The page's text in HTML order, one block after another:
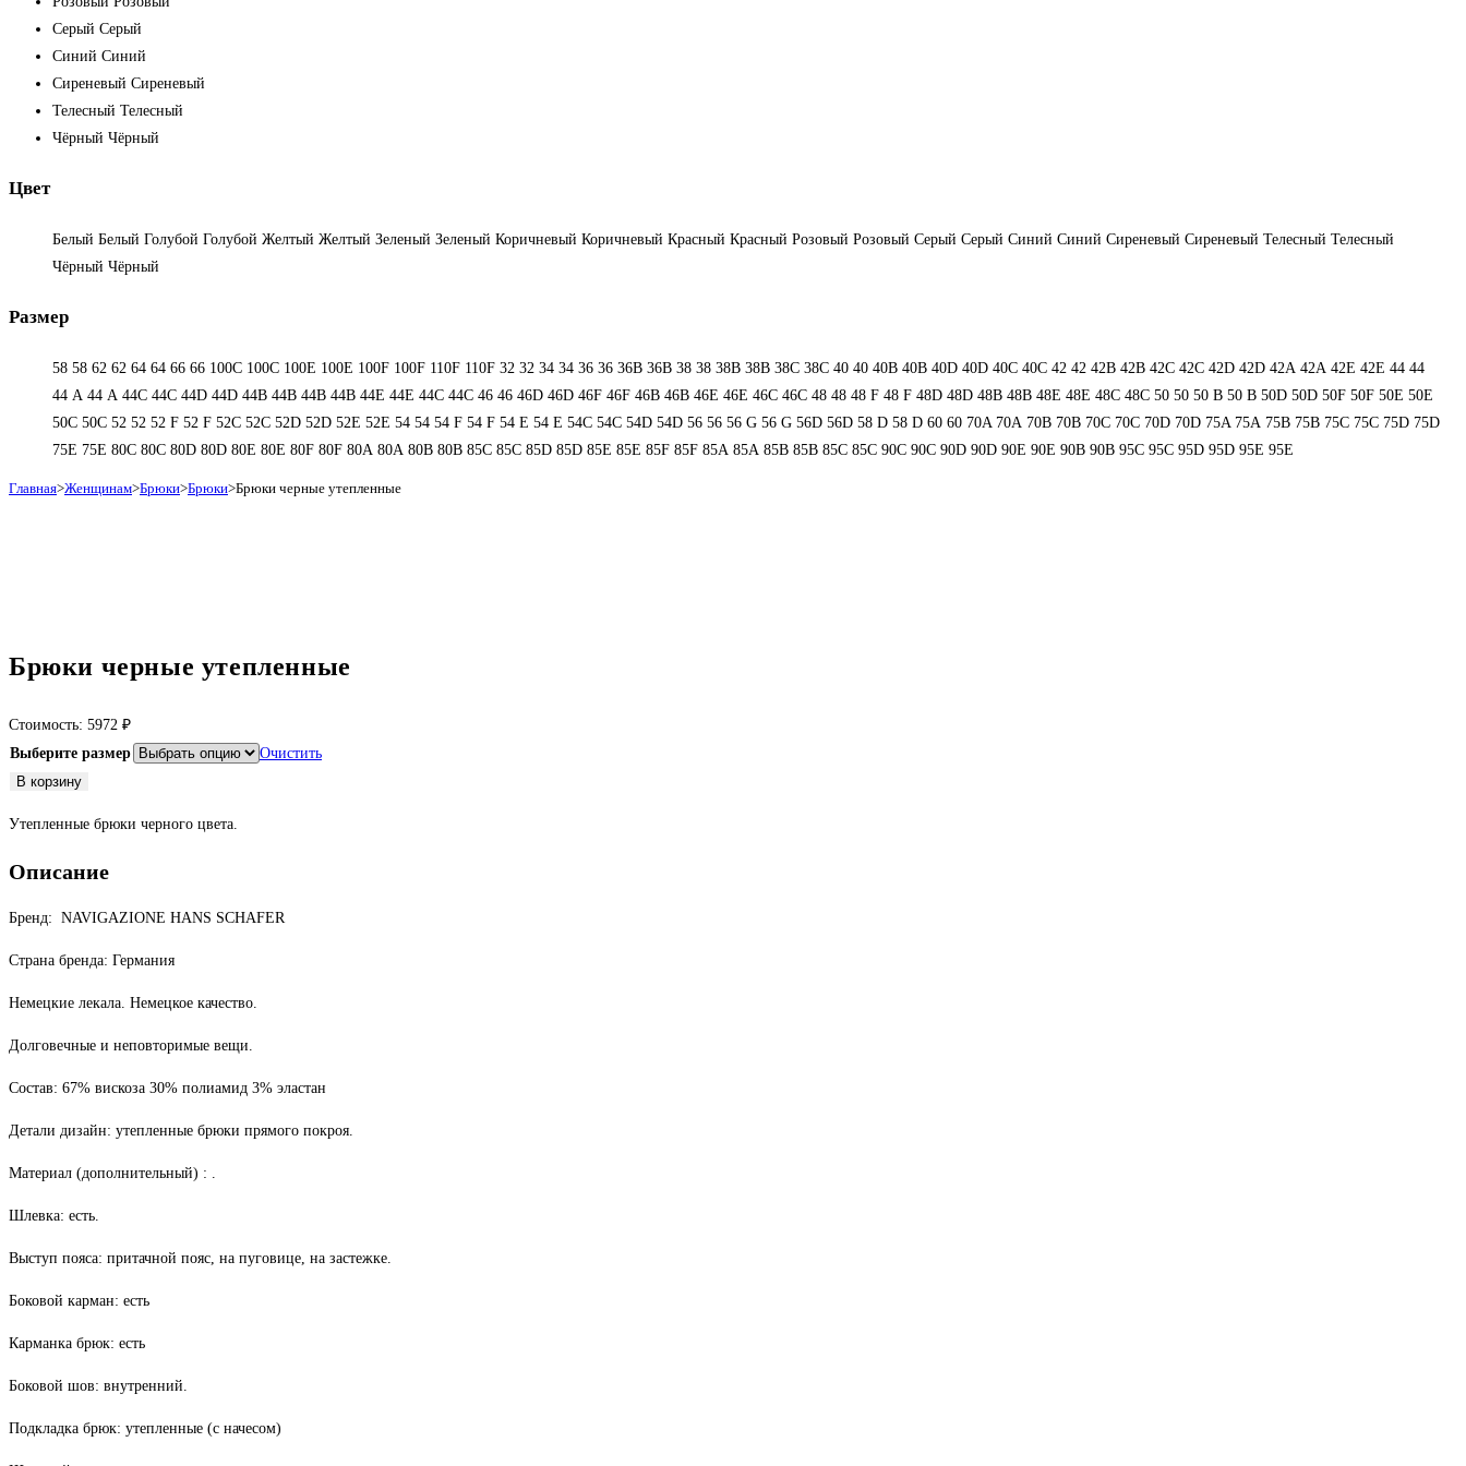
Серый Серый
Синий Синий
Сиреневый Сиреневый
Телесный Телесный
Чёрный Чёрный
Цвет
Белый Белый Голубой Голубой Желтый Желтый Зеленый Зеленый Коричневый Коричневый Красный Красный Розовый Розовый Серый Серый Синий Синий Сиреневый Сиреневый Телесный Телесный
Чёрный Чёрный
Размер
58 58 62 62 64 64 66 66 100C 100C 100E 100E 100F 100F 110F 110F 32 32 34 34 36 36 36B 36B 38 38 38B 38B 38С 38С 40 40 40B 40B 40D 40D 40С 40С 42 42 42B 42B 42C 42C 42D 42D 42А 42А 42Е 42Е 44 44
44 А 44 А 44C 44C 44D 44D 44В 44В 44В 44В 44Е 44Е 44С 44С 46 46 46D 46D 46F 46F 46В 46В 46Е 46Е 46С 46С 48 48 48 F 48 F 48D 48D 48В 48В 48Е 48Е 48С 48С 50 50 50 B 50 B 50D 50D 50F 50F 50Е 50Е
50С 50С 52 52 52 F 52 F 52C 52C 52D 52D 52E 52E 54 54 54 F 54 F 54 Е 54 Е 54C 54C 54D 54D 56 56 56 G 56 G 56D 56D 58 D 58 D 60 60 70A 70A 70B 70B 70C 70C 70D 70D 75A 75A 75B 75B 75C 75C 75D 75D
75E 75E 80C 80C 80D 80D 80E 80E 80F 80F 80А 80А 80В 80В 85C 85C 85D 85D 85E 85E 85F 85F 85А 85А 85В 85В 85С 85С 90C 90C 90D 90D 90E 90E 90В 90В 95C 95C 95D 95D 95E 95E
Главная>Женщинам>Брюки>Брюки>Брюки черные утепленные
Брюки черные утепленные
Стоимость: 5972 ₽
Выберите размер
Очистить
Количество
черные
В корзину
Утепленные брюки черного цвета.
Описание
Бренд: NAVIGAZIONE HANS SCHAFER
Страна бренда: Германия
Немецкие лекала. Немецкое качество.
Долговечные и неповторимые вещи.
Состав: 67% вискоза 30% полиамид 3% эластан
Детали дизайн: утепленные брюки прямого покроя.
Материал (дополнительный) : .
Шлевка: есть.
Выступ пояса: притачной пояс, на пуговице, на застежке.
Боковой карман: есть
Карманка брюк: есть
Боковой шов: внутренний.
Подкладка брюк: утепленные (с начесом)